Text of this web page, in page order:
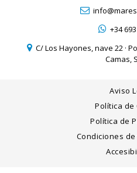
+34
C/ Los Hayones, nave 22 ·
Camas,
Aviso
Política de
Política de
Condiciones